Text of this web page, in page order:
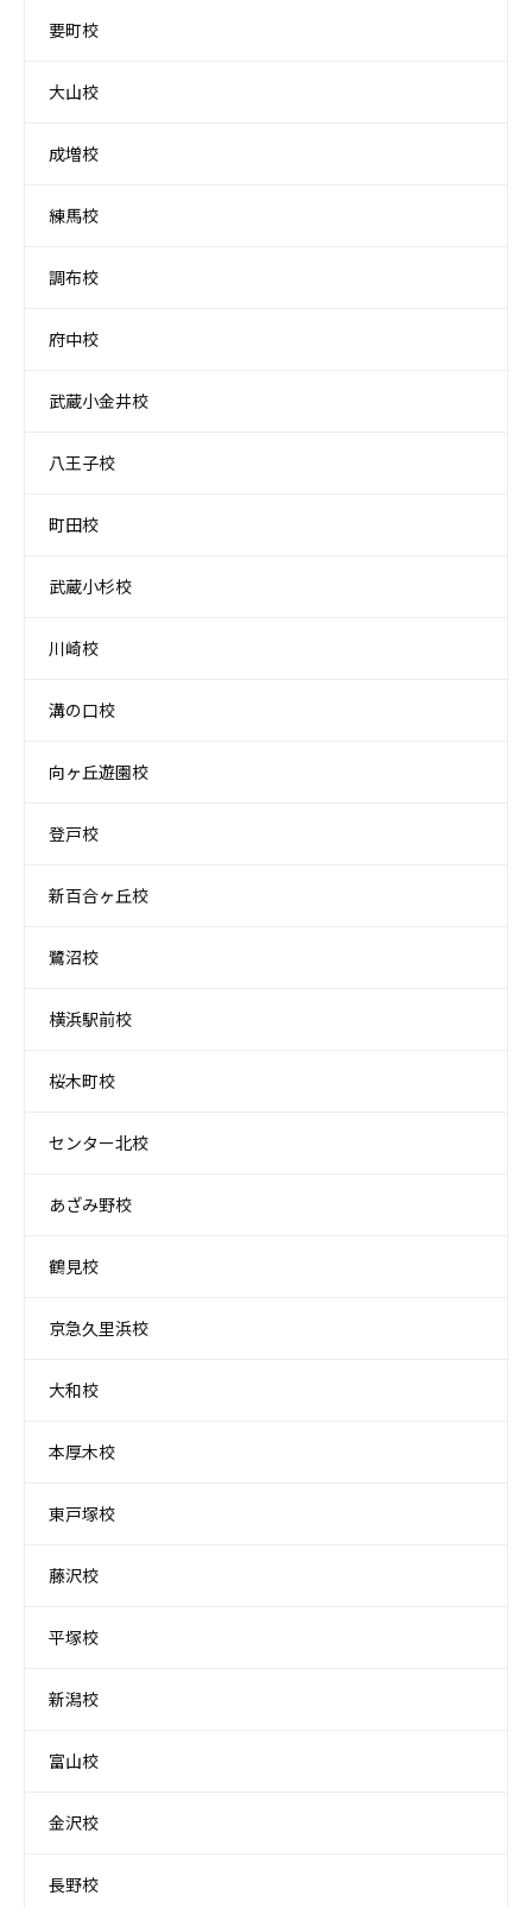
要町校
大山校
成増校
練馬校
調布校
府中校
武蔵小金井校
八王子校
町田校
武蔵小杉校
川崎校
溝の口校
向ヶ丘遊園校
登戸校
新百合ヶ丘校
鷺沼校
横浜駅前校
桜木町校
センター北校
あざみ野校
鶴見校
京急久里浜校
大和校
本厚木校
東戸塚校
藤沢校
平塚校
新潟校
富山校
金沢校
長野校